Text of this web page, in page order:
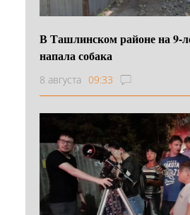
В Ташлинском районе на 9-
напала собака
8 августа 09:33